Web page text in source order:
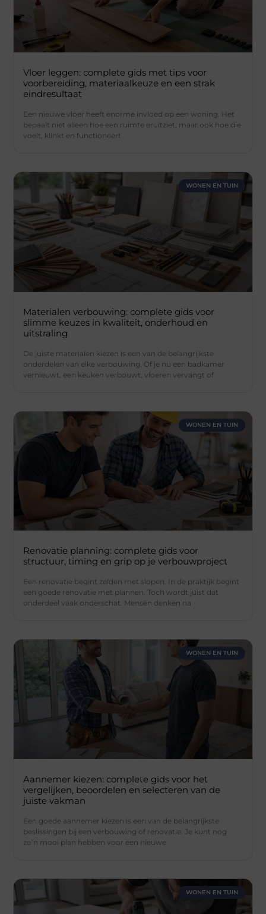
Vloer leggen: complete gids met tips voor
voorbereiding, materiaalkeuze en een strak
eindresultaat
Een nieuwe vloer heeft enorme invloed op een woning. Het
bepaalt niet alleen hoe een ruimte eruitziet, maar ook hoe die
voelt, klinkt en functioneert
WONEN EN TUIN
Materialen verbouwing: complete gids voor
slimme keuzes in kwaliteit, onderhoud en
uitstraling
De juiste materialen kiezen is een van de belangrijkste
onderdelen van elke verbouwing. Of je nu een badkamer
vernieuwt, een keuken verbouwt, vloeren vervangt of
WONEN EN TUIN
Renovatie planning: complete gids voor
structuur, timing en grip op je verbouwproject
Een renovatie begint zelden met slopen. In de praktijk begint
een goede renovatie met plannen. Toch wordt juist dat
onderdeel vaak onderschat. Mensen denken na
WONEN EN TUIN
Aannemer kiezen: complete gids voor het
vergelijken, beoordelen en selecteren van de
juiste vakman
Een goede aannemer kiezen is een van de belangrijkste
beslissingen bij een verbouwing of renovatie. Je kunt nog
zo’n mooi plan hebben voor een nieuwe
WONEN EN TUIN